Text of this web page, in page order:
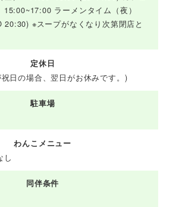
ラーメンタイム（夜）
※スープがなくなり次第閉店と
定休日
日の場合、翌日がお休みです。)
駐車場
わんこメニュー
し
同伴条件